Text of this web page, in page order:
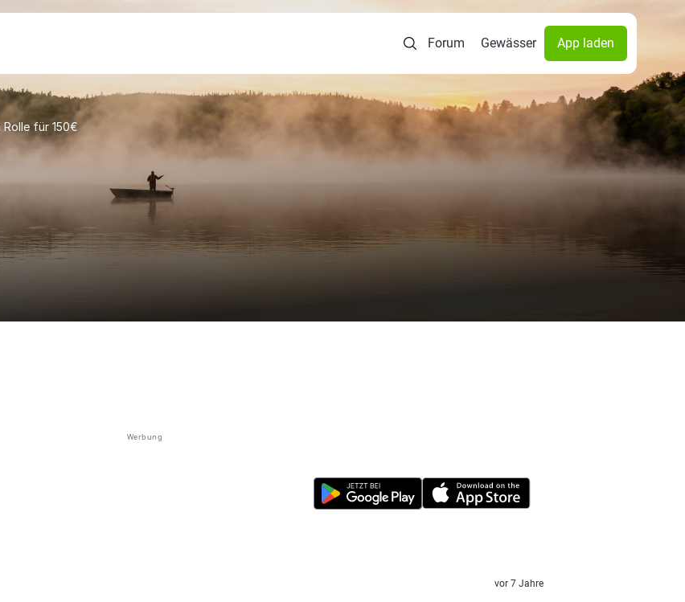
Forum Gewässer App laden
für 150€
Werbung
vor 7 Jahre